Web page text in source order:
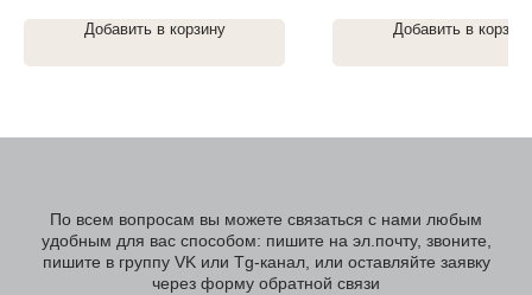
Добавить в корзину Добавить в
По всем вопросам вы можете связаться с нами любым
удобным для вас способом: пишите на эл.почту, звоните,
пишите в группу VK или Tg-канал, или оставляйте заявку
через форму обратной связи